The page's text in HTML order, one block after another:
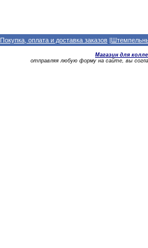
Покупка, оплата и доставка заказов |
Магазин для
отправляя любую форму на сайте, вы